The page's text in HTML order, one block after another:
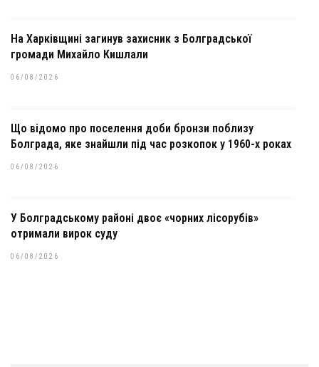
На Харківщині загинув захисник з Болградської
громади Михайло Кишлали
06/08/2026
Що відомо про поселення доби бронзи поблизу
Болграда, яке знайшли під час розкопок у 1960-х роках
06/08/2026
У Болградському районі двоє «чорних лісорубів»
отримали вирок суду
06/08/2026